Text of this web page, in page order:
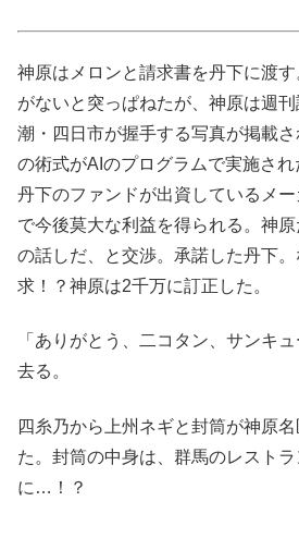
神原はメロンと請求書を丹下に渡
がないと突っぱねたが、神原は週
潮・四日市が握手する写真が掲載
の術式がAIのプログラムで実施さ
丹下のファンドが出資しているメ
で今後莫大な利益を得られる。神
の話しだ、と交渉。承諾した丹下
求！？神原は2千万に訂正した。
「ありがとう、二コタン、サンキ
去る。
四糸乃から上州ネギと封筒が神原
た。封筒の中身は、群馬のレスト
に…！？